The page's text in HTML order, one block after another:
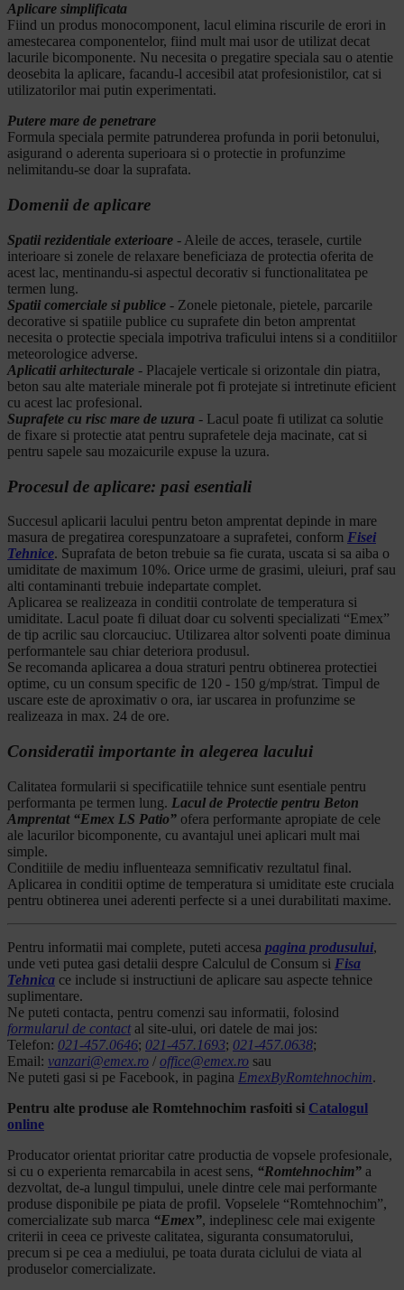
Aplicare simplificata
Fiind un produs monocomponent, lacul elimina riscurile de erori in
amestecarea componentelor, fiind mult mai usor de utilizat decat
lacurile bicomponente. Nu necesita o pregatire speciala sau o atentie
deosebita la aplicare, facandu-l accesibil atat profesionistilor, cat si
utilizatorilor mai putin experimentati.
Putere mare de penetrare
Formula speciala permite patrunderea profunda in porii betonului,
asigurand o aderenta superioara si o protectie in profunzime
nelimitandu-se doar la suprafata.
Domenii de aplicare
Spatii rezidentiale exterioare - Aleile de acces, terasele, curtile
interioare si zonele de relaxare beneficiaza de protectia oferita de
acest lac, mentinandu-si aspectul decorativ si functionalitatea pe
termen lung.
Spatii comerciale si publice - Zonele pietonale, pietele, parcarile
decorative si spatiile publice cu suprafete din beton amprentat
necesita o protectie speciala impotriva traficului intens si a conditiilor
meteorologice adverse.
Aplicatii arhitecturale - Placajele verticale si orizontale din piatra,
beton sau alte materiale minerale pot fi protejate si intretinute eficient
cu acest lac profesional.
Suprafete cu risc mare de uzura - Lacul poate fi utilizat ca solutie
de fixare si protectie atat pentru suprafetele deja macinate, cat si
pentru sapele sau mozaicurile expuse la uzura.
Procesul de aplicare: pasi esentiali
Succesul aplicarii lacului pentru beton amprentat depinde in mare
masura de pregatirea corespunzatoare a suprafetei, conform Fisei
Tehnice. Suprafata de beton trebuie sa fie curata, uscata si sa aiba o
umiditate de maximum 10%. Orice urme de grasimi, uleiuri, praf sau
alti contaminanti trebuie indepartate complet.
Aplicarea se realizeaza in conditii controlate de temperatura si
umiditate. Lacul poate fi diluat doar cu solventi specializati “Emex”
de tip acrilic sau clorcauciuc. Utilizarea altor solventi poate diminua
performantele sau chiar deteriora produsul.
Se recomanda aplicarea a doua straturi pentru obtinerea protectiei
optime, cu un consum specific de 120 - 150 g/mp/strat. Timpul de
uscare este de aproximativ o ora, iar uscarea in profunzime se
realizeaza in max. 24 de ore.
Consideratii importante in alegerea lacului
Calitatea formularii si specificatiile tehnice sunt esentiale pentru
performanta pe termen lung. Lacul de Protectie pentru Beton
Amprentat “Emex LS Patio” ofera performante apropiate de cele
ale lacurilor bicomponente, cu avantajul unei aplicari mult mai
simple.
Conditiile de mediu influenteaza semnificativ rezultatul final.
Aplicarea in conditii optime de temperatura si umiditate este cruciala
pentru obtinerea unei aderenti perfecte si a unei durabilitati maxime.
Pentru informatii mai complete, puteti accesa pagina produsului,
unde veti putea gasi detalii despre Calculul de Consum si Fisa
Tehnica ce include si instructiuni de aplicare sau aspecte tehnice
suplimentare.
Ne puteti contacta, pentru comenzi sau informatii, folosind
formularul de contactal site-ului, ori datele de mai jos:
Telefon: 021-457.0646; 021-457.1693; 021-457.0638;
Email: vanzari@emex.ro / office@emex.ro sau
Ne puteti gasi si pe Facebook, in pagina EmexByRomtehnochim.
Pentru alte produse ale Romtehnochim rasfoiti si Catalogul
online
Producator orientat prioritar catre productia de vopsele profesionale,
si cu o experienta remarcabila in acest sens, “Romtehnochim” a
dezvoltat, de-a lungul timpului, unele dintre cele mai performante
produse disponibile pe piata de profil. Vopselele “Romtehnochim”,
comercializate sub marca “Emex”, indeplinesc cele mai exigente
criterii in ceea ce priveste calitatea, siguranta consumatorului,
precum si pe cea a mediului, pe toata durata ciclului de viata al
produselor comercializate.